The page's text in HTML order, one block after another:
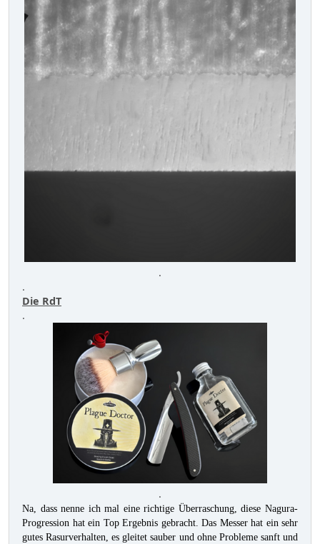
.
.
Die RdT
.
.
Na, dass nenne ich mal eine richtige Überraschung, diese Nagura-
Progression hat ein Top Ergebnis gebracht. Das Messer hat ein sehr
gutes Rasurverhalten, es gleitet sauber und ohne Probleme sanft und